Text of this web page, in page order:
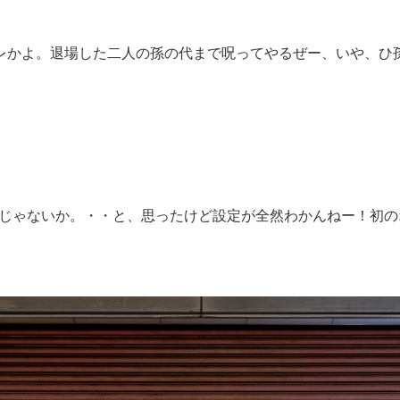
よ。退場した二人の孫の代まで呪ってやるぜー、いや、
ゃないか。・・と、思ったけど設定が全然わかんねー！初